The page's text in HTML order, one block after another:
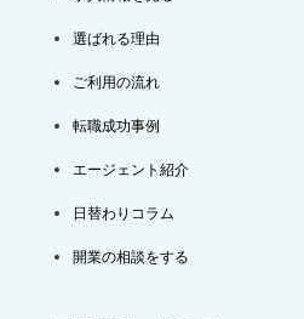
選ばれる理由
ご利用の流れ
転職成功事例
エージェント紹介
日替わりコラム
開業の相談をする